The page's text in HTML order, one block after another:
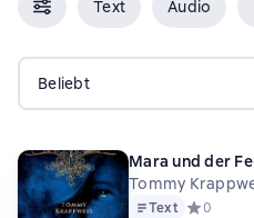
Text Audio
Beliebt
Mara und der
Tommy
Text Средний
0